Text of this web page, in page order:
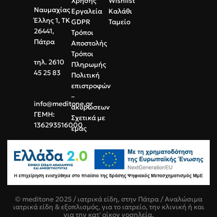
ποιότητας για την εύκολη και
απρόσκοπτη οπτική
παρατήρηση των δειγμάτων.
Εργονομικός Σχεδιασμός:
Διαθέτουν κατάλληλο πώμα για
τον βέλτιστο αερισμό της
καλλιέργειας, εμποδίζοντας
παράλληλα τις εξωτερικές
Ναυμαχίας
Έλλης 1, ΤΚ
26441,
Πάτρα
τηλ. 2610
45 25 83
info@meditone.gr
ΓΕΜΗ:
136293516000
Εργαλεία
GDPR
Τρόποι
Αποστολής
Τρόποι
Πληρωμής
Πολιτική
επιστροφών
–
ακυρώσεων
Σχετικά με
εμάς
Καλάθι
Ταμείο
© meditone 2025 / ιατρικά είδη, στην Πάτρα / Αναλώσιμα
ιατρικά είδη & εξοπλισμός, για το ιατρείο, την κλινική ή και
για την κατ' οίκον νοσηλεία.